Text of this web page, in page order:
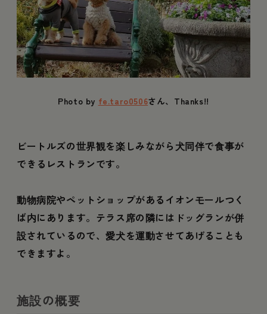
Photo by fe.taro0506さん、Thanks!!
ビートルズの世界観を楽しみながら犬同伴で食事が
できるレストランです。
動物病院やペットショップがあるイオンモールつく
ば内にあります。テラス席の隣にはドッグランが併
設されているので、愛犬を運動させてあげることも
できますよ。
施設の概要